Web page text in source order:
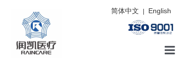
简体中文 English